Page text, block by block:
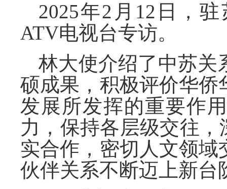
2025年2月12日，
ATV电视台专访。
林大使介绍了中苏关
硕成果，积极评价华
发展所发挥的重要作
力，保持各层级交往
实合作，密切人文领
伙伴关系不断迈上新台